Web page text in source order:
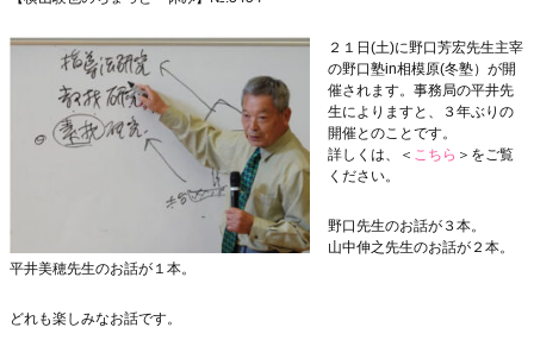
２１日(土)に野口芳宏先生主宰
の野口塾in相模原(冬塾）が開
催されます。事務局の平井先
生によりますと、３年ぶりの
開催とのことです。
詳しくは、＜ こちら ＞をご覧
ください。
野口先生のお話が３本。
山中伸之先生のお話が２本。
平井美穂先生のお話が１本。
どれも楽しみなお話です。